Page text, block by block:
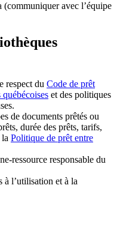
(communiquer avec l’équipe
respect du Code de prêt
et des politiques
de documents prêtés ou
durée des prêts, tarifs,
Politique de prêt entre
ressource responsable du
à l’utilisation et à la